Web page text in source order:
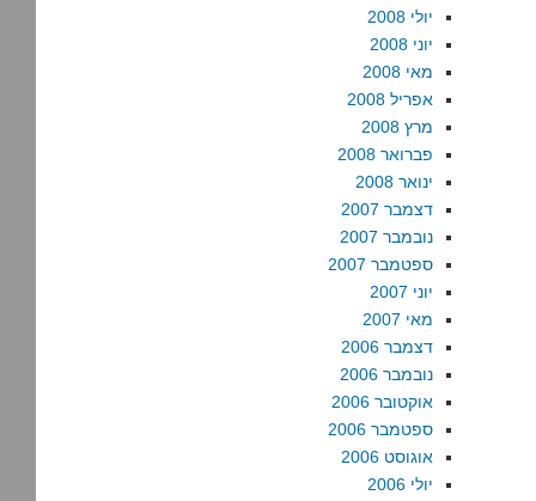
יולי 2008
יוני 2008
מאי 2008
אפריל 2008
מרץ 2008
פברואר 2008
ינואר 2008
דצמבר 2007
נובמבר 2007
ספטמבר 2007
יוני 2007
מאי 2007
דצמבר 2006
נובמבר 2006
אוקטובר 2006
ספטמבר 2006
אוגוסט 2006
יולי 2006